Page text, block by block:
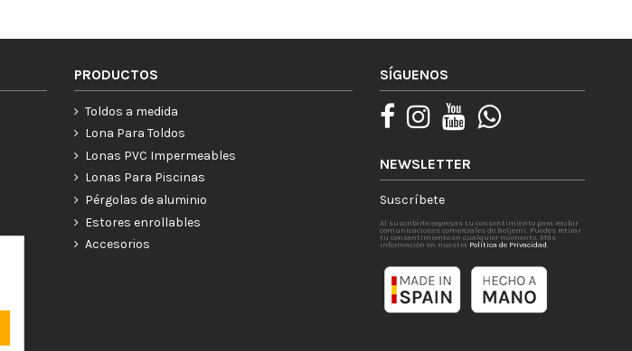
PRODUCTOS
Toldos a medida
Lona Para Toldos
Lonas PVC Impermeables
Lonas Para Piscinas
Pérgolas de aluminio
Estores enrollables
Accesorios
SÍGUENOS
NEWSLETTER
Suscríbete
Al suscribirte expresas tu consentimiento para recibir
comunicaciones comerciales de Beljemi. Puedes retirar
tu consentimiento en cualquier momento. Más
información en nuestra Política de Privacidad